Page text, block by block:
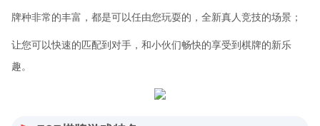
牌种非常的丰富，都是可以任由您玩耍的，全新真人竞技的场景；
让您可以快速的匹配到对手，和小伙们畅快的享受到棋牌的新乐
趣。